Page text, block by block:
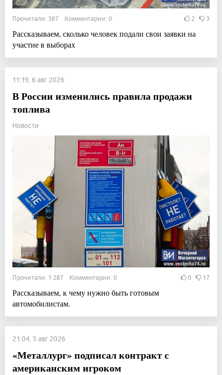
Прочитали: 387 Комментарии: 0 2 3
Рассказываем, сколько человек подали свои заявки на
участие в выборах
11:19, 6 авг 2026
В России изменились правила продажи
топлива
Новости
Прочитали: 1 287 Комментарии: 0 0 17
Рассказываем, к чему нужно быть готовым
автомобилистам.
21:04, 5 авг 2026
«Металлург» подписал контракт с
американским игроком